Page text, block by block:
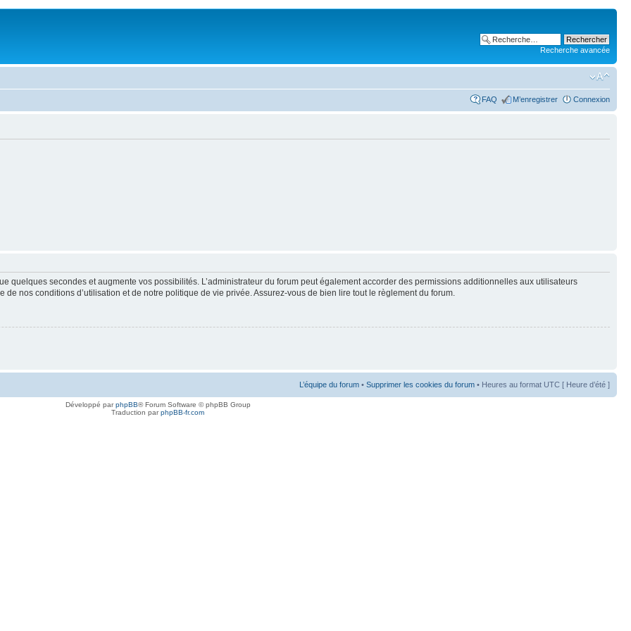
Recherche avancée
FAQ M’enregistrer Connexion
quelques secondes et augmente vos possibilités. L’administrateur du forum peut également accorder des permissions additionnelles aux utilisateurs
nos conditions d’utilisation et de notre politique de vie privée. Assurez-vous de bien lire tout le règlement du forum.
L’équipe du forum • Supprimer les cookies du forum • Heures au format UTC [ Heure d’été ]
Développé parphpBB® Forum Software © phpBB Group
Traduction parphpBB-fr.com